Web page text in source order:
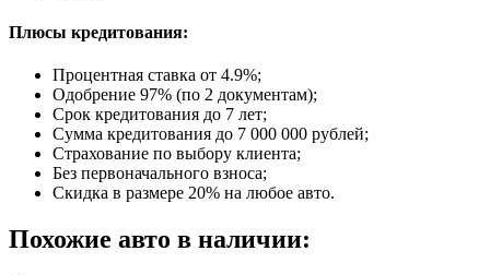
Плюсы кредитования:
Процентная ставка от 4.9%;
Одобрение 97% (по 2 документам);
Срок кредитования до 7 лет;
Сумма кредитования до 7 000 000 рублей;
Страхование по выбору клиента;
Без первоначального взноса;
Скидка в размере 20% на любое авто.
Похожие авто в наличии: